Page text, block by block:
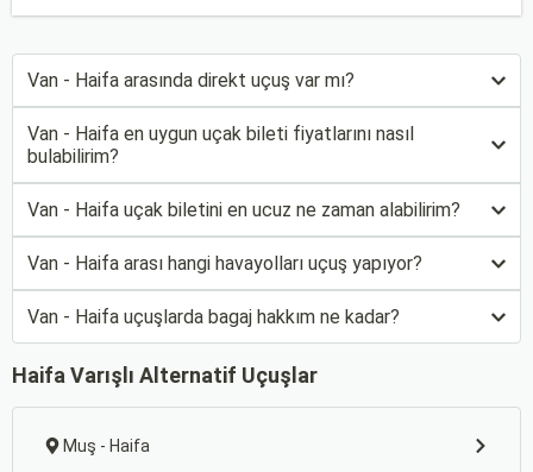
Van - Haifa arasında direkt uçuş var mı?
Van - Haifa en uygun uçak bileti fiyatlarını nasıl
bulabilirim?
Van - Haifa uçak biletini en ucuz ne zaman alabilirim?
Van - Haifa arası hangi havayolları uçuş yapıyor?
Van - Haifa uçuşlarda bagaj hakkım ne kadar?
Haifa Varışlı Alternatif Uçuşlar
Muş - Haifa